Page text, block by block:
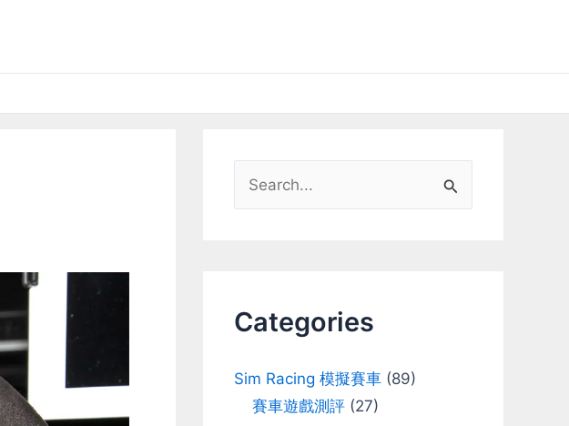
e
h
Categories
Sim Racing 模擬賽車 (89)
賽車遊戲測評 (27)